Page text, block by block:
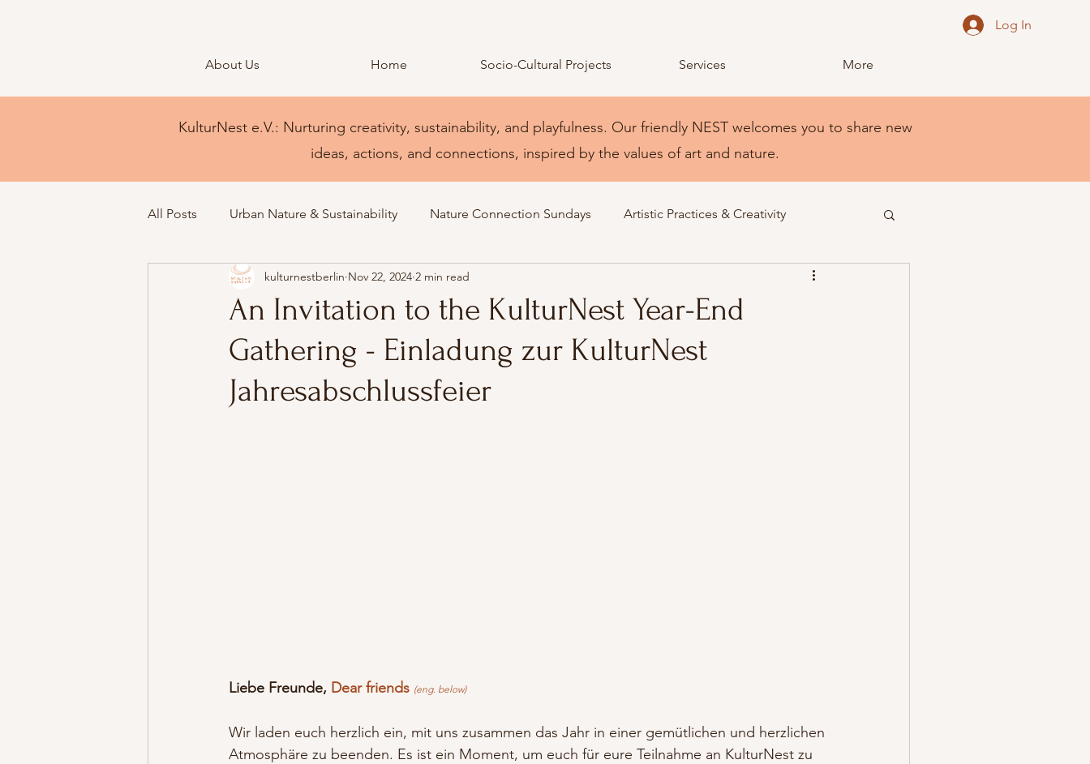
Log In
About Us Home Socio-Cultural Projects Services More
KulturNest e.V.: Nurturing creativity, sustainability, and playfulness. Our friendly NEST welcomes you to share new
ideas, actions, and connections, inspired by the values of art and nature.
All Posts Urban Nature & Sustainability Nature Connection Sundays Artistic Practices & Creativity
An Invitation to the KulturNest Year-End
Gathering - Einladung zur KulturNest
Jahresabschlussfeier
kulturnestberlin Nov 22, 2024 2 min read
Liebe Freunde, Dear friends (eng. below)
Wir laden euch herzlich ein, mit uns zusammen das Jahr in einer gemütlichen und herzlichen
Atmosphäre zu beenden. Es ist ein Moment, um euch für eure Teilnahme an KulturNest zu